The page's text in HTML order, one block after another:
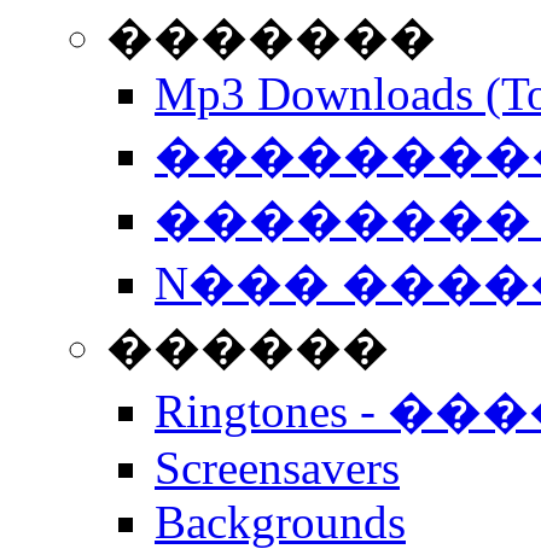
�������
Mp3 Downloads
��������
N���
������
Ringtones -
Screensavers
Backgrounds